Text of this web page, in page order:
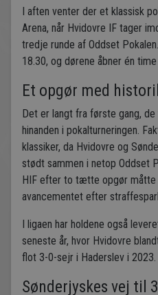
I aften venter der et klassisk
Arena, når Hvidovre IF tager
tredje runde af Oddset
18.30, og dørene åbner én
Et opgør med
Det er langt fra første gang,
hinanden i pokalturneringen.
klassiker, da Hvidovre og
stødt sammen i netop Oddset
HIF efter to tætte opgør måtte
avancementet efter
I ligaen har holdene også
seneste år, hvor Hvidovre
flot 3-0-sejr i Haderslev i 2023.
Sønderjyskes vej til